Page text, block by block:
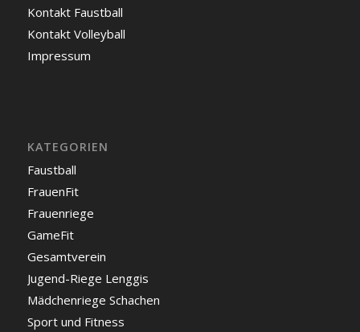
Kontakt Faustball
Kontakt Volleyball
Impressum
KATEGORIEN
Faustball
FrauenFit
Frauenriege
GameFit
Gesamtverein
Jugend-Riege Lenggis
Mädchenriege Schachen
Sport und Fitness